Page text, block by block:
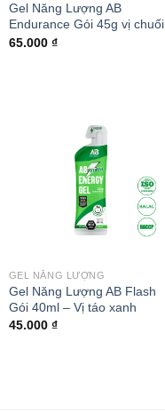
Gel Năng Lượng AB
Endurance Gói 45g vị chuối
65.000 ₫
GEL NĂNG LƯỢNG
Gel Năng Lượng AB Flash
Gói 40ml – Vị táo xanh
45.000 ₫